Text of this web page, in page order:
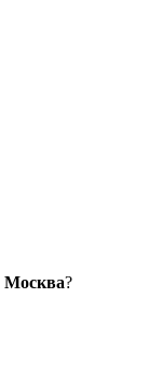
Москва?